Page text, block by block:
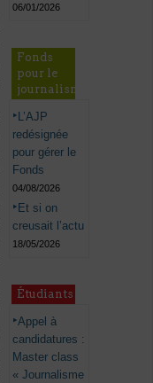
06/01/2026
Fonds
pour le
journalisme
L’AJP
redésignée
pour gérer le
Fonds
04/08/2026
Et si on
creusait l’actu
18/05/2026
Étudiants
Appel à
candidatures :
Master class
« Journalisme